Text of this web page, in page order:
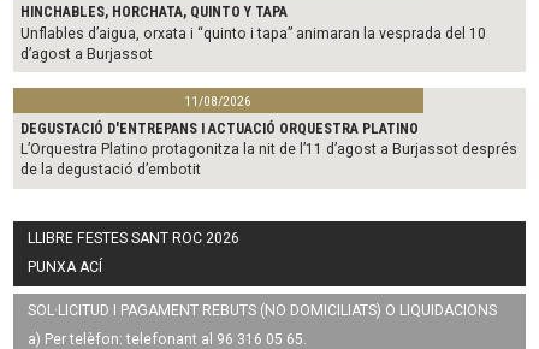
HINCHABLES, HORCHATA, QUINTO Y TAPA
Unflables d’aigua, orxata i “quinto i tapa” animaran la vesprada del 10
d’agost a Burjassot
11/08/2026
DEGUSTACIÓ D'ENTREPANS I ACTUACIÓ ORQUESTRA PLATINO
L’Orquestra Platino protagonitza la nit de l’11 d’agost a Burjassot després
de la degustació d’embotit
LLIBRE FESTES SANT ROC 2026
PUNXA ACÍ
SOL·LICITUD I PAGAMENT REBUTS (NO DOMICILIATS) O LIQUIDACIONS
a) Per telèfon: telefonant al 96 316 05 65.